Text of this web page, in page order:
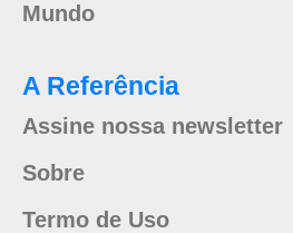
Mundo
A Referência
Assine nossa newsletter
Sobre
Termo de Uso